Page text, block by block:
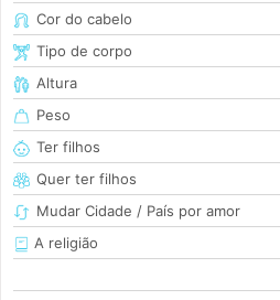
Cor do cabelo
Tipo de corpo
Altura
Peso
Ter filhos
Quer ter filhos
Mudar Cidade / País por amor
A religião